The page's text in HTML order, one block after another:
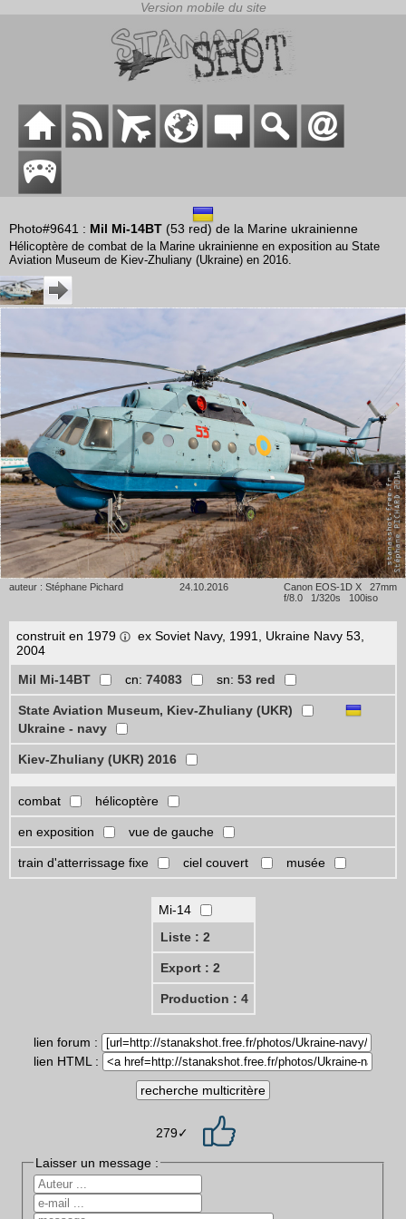
Photo#9641 : Mil Mi-14BT (53 red) de la Marine ukrainienne
Hélicoptère de combat de la Marine ukrainienne en exposition au State
Aviation Museum de Kiev-Zhuliany (Ukraine) en 2016.
auteur : Stéphane Pichard 24.10.2016
Canon EOS-1D X 27mm
f/8.0 1/320s 100iso
construit en 1979
ex Soviet Navy, 1991, Ukraine Navy 53,
2004
Mil Mi-14BT
cn: 74083 sn: 53 red
State Aviation Museum, Kiev-Zhuliany (UKR)
Ukraine - navy
Kiev-Zhuliany (UKR) 2016
combat hélicoptère
en exposition vue de gauche
train d'atterrissage fixe ciel couvert musée
Mi-14
Liste : 2
Export : 2
Production : 4
lien forum :
lien HTML :
279✓
Laisser un message :